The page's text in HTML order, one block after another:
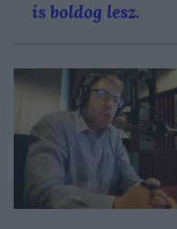
is boldog lesz.